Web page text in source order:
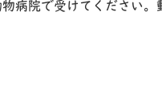
病院で受けてください。